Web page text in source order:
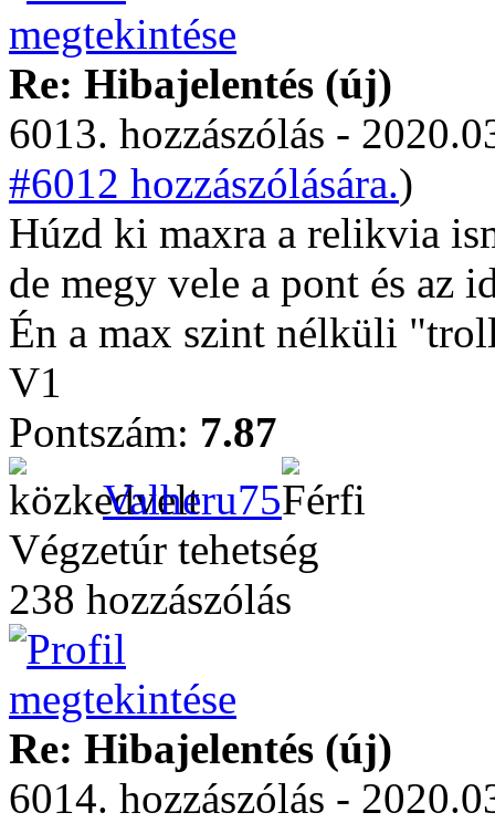
Re: Hibajelentés (új)
6013. hozzászólás -
#6012 hozzászólására.)
Húzd ki maxra a relikvia
de megy vele a pont és az
Én a max szint nélküli
V1
Pontszám: 7.87
Valheru75
Végzetúr tehetség
238 hozzászólás
Re: Hibajelentés (új)
6014. hozzászólás -